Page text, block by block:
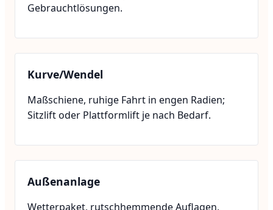
Gebrauchtlösungen.
Kurve/Wendel
Maßschiene, ruhige Fahrt in engen Radien;
Sitzlift oder Plattformlift je nach Bedarf.
Außenanlage
Wetterpaket, rutschhemmende Auflagen,